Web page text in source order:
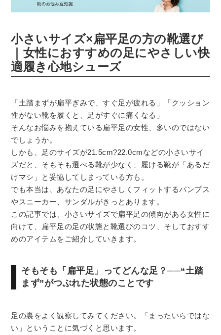
小さいサイズ×扁平足の方の靴選び
｜女性におすすめの足にやさしい快
適履き心地シューズ
「土踏まずが扁平ぎみで、すぐ足が疲れる」「クッション
性がない靴を履くと、足がすぐに痛くなる」
そんなお悩みを抱えている扁平足の女性、多いのではない
でしょうか。
しかも、足のサイズが21.5cm?22.0cmなどの小さいサイ
ズだと、そもそも選べる靴が少なく、履ける靴が「あるだ
けマシ」と妥協してしまっている方も。
でも本当は、あなたの足にやさしくフィットするパンプス
やスニーカー、サンダルがきっとあります。
この記事では、小さいサイズで扁平足の傾向がある女性に
向けて、扁平足の足の状態と靴選びのコツ、そしておすす
めのアイテムをご紹介していきます。
そもそも「扁平足」ってどんな足？──“土踏
まず”がつぶれた状態のことです
足の裏をよく観察してみてください。「まったいらではな
い」ということに気づくと思います。